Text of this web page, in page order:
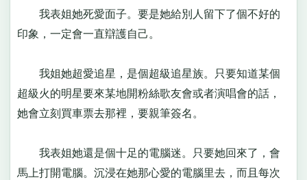
我表姐她死愛面子。要是她給別人留下了個不好的
印象，一定會一直辯護自己。
我姐她超愛追星，是個超級追星族。只要知道某個
超級火的明星要來某地開粉絲歌友會或者演唱會的話，
她會立刻買車票去那裡，要親筆簽名。
我表姐她還是個十足的電腦迷。只要她回來了，會
馬上打開電腦。沉浸在她那心愛的電腦里去，而且每次